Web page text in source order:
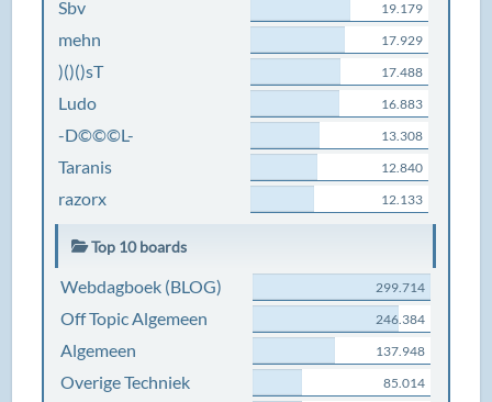
Sbv 19.179
mehn 17.929
)()()sT 17.488
Ludo 16.883
-D©©©L- 13.308
Taranis 12.840
razorx 12.133
Top 10 boards
Webdagboek (BLOG) 299.714
Off Topic Algemeen 246.384
Algemeen 137.948
Overige Techniek 85.014